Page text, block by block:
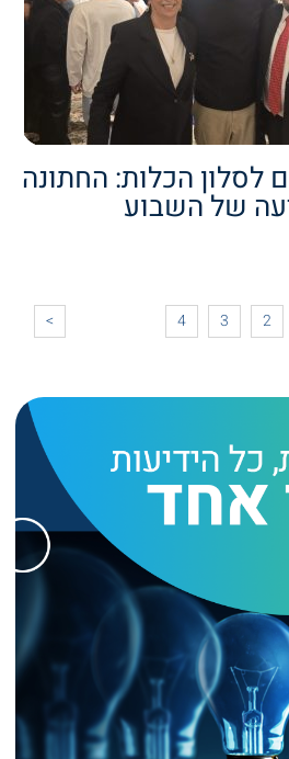
לסלון הכלות: החתונה
של השבוע
2
3
4
>